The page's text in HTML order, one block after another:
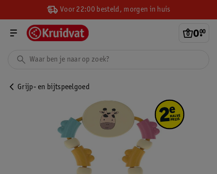
Voor 22:00 besteld, morgen in huis
0.
00
Grijp- en bijtspeelgoed